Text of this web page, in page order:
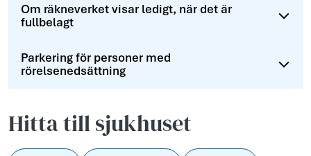
Om räkneverket visar ledigt, när det är
fullbelagt
Parkering för personer med
rörelsenedsättning
Hitta till sjukhuset